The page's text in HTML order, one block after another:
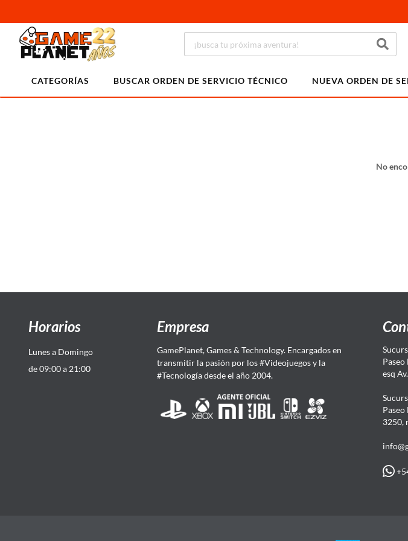
CATEGORÍAS BUSCAR ORDEN DE SERVICIO TÉCNICO NUEVA ORDEN DE
No
Horarios
Lunes a Domingo
de 09:00 a 21:00
Empresa
GamePlanet, Games & Technology. Encargados en
transmitir la pasión por los #Videojuegos y la
#Tecnología desde el año 2004.
esq
3250,